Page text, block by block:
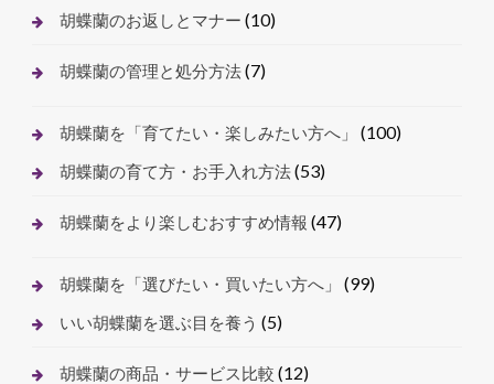
胡蝶蘭のお返しとマナー (10)
胡蝶蘭の管理と処分方法(7)
胡蝶蘭を「育てたい・楽しみたい方へ」 (100)
胡蝶蘭の育て方・お手入れ方法(53)
胡蝶蘭をより楽しむおすすめ情報 (47)
胡蝶蘭を「選びたい・買いたい方へ」 (99)
いい胡蝶蘭を選ぶ目を養う (5)
胡蝶蘭の商品・サービス比較 (12)